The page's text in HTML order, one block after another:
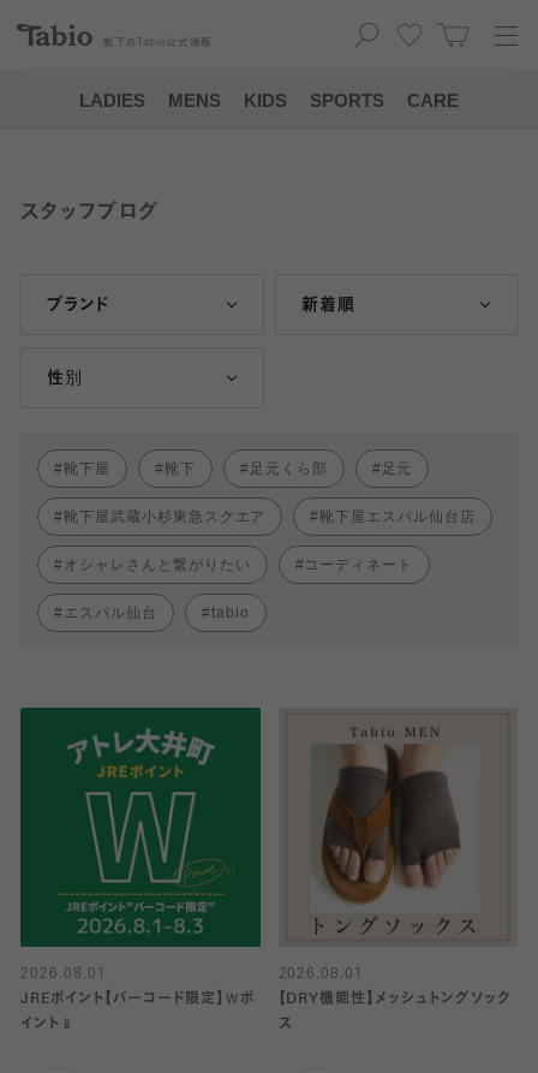
靴下の Tabio 公式通販
LADIES MENS KIDS SPORTS CARE
スタッフブログ
ブランド 新着順
性別
靴下屋 靴下 足元くら部 足元
靴下屋武蔵小杉東急スクエア 靴下屋エスパル仙台店
オシャレさんと繋がりたい コーディネート
エスパル仙台 tabio
2026.08.01
JREポイント【バーコード限定】Ｗポ
イント📱
2026.08.01
【DRY機能性】メッシュトングソック
ス